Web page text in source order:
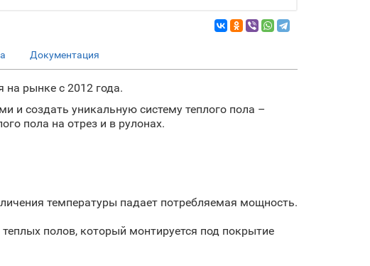
Документация
на рынке с 2012 года.
и создать уникальную систему теплого пола –
пола на отрез и в рулонах.
температуры падает потребляемая мощность.
полов, который монтируется под покрытие